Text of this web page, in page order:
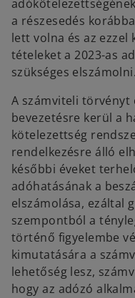
a részesedés
lett volna és az
tételeket a 2023-as
szükséges elszámolni.
A számviteli
bevezetésre kerül a
kötelezettség
rendelkezésre álló
későbbi éveket
adóhatásának a
elszámolása, ezáltal
szempontból a
történő figyelembe
kimutatására a
lehetőség lesz,
hogy az adózó